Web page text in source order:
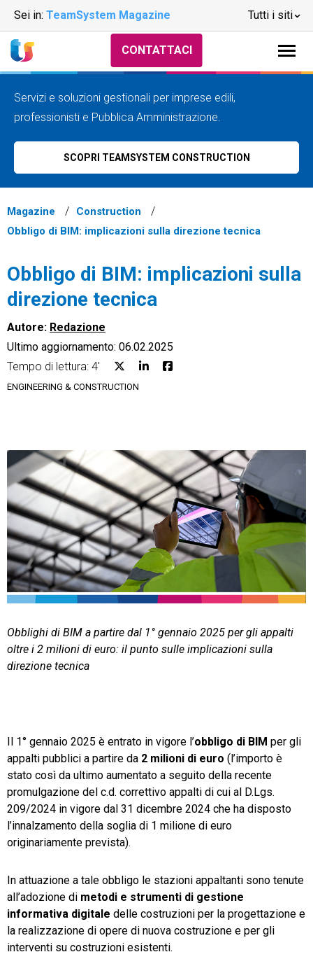
Sei in: TeamSystem Magazine Tutti i siti
Email Marketing
Fatturazione
Financial Solutions
HR
Trust Services
TeamSystem Store
CONTATTACI
Servizi e soluzioni gestionali per imprese edili,
professionisti e Pubblica Amministrazione.
SCOPRI TEAMSYSTEM CONSTRUCTION
Magazine
Construction
Obbligo di BIM: implicazioni sulla direzione tecnica
Obbligo di BIM: implicazioni sulla
direzione tecnica
Autore: Redazione
Ultimo aggiornamento: 06.02.2025
Tempo di lettura: 4'
ENGINEERING & CONSTRUCTION
Obblighi di BIM a partire dal 1° gennaio 2025 per gli appalti
oltre i 2 milioni di euro: il punto sulle implicazioni sulla
direzione tecnica
Il 1° gennaio 2025 è entrato in vigore l’obbligo di BIM per gli
appalti pubblici a partire da 2 milioni di euro (l’importo è
stato così da ultimo aumentato a seguito della recente
promulgazione del c.d. correttivo appalti di cui al D.Lgs.
209/2024 in vigore dal 31 dicembre 2024 che ha disposto
l’innalzamento della soglia di 1 milione di euro
originariamente prevista).
In attuazione a tale obbligo le stazioni appaltanti sono tenute
all’adozione di metodi e strumenti di gestione
informativa digitale delle costruzioni per la progettazione e
la realizzazione di opere di nuova costruzione e per gli
interventi su costruzioni esistenti.